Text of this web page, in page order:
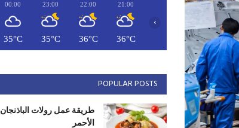
21:00
36°C
22:00
36°C
23:00
35°C
00:00
35°C
›
POPULAR POSTS
طريقة عمل رولات
الأحمر